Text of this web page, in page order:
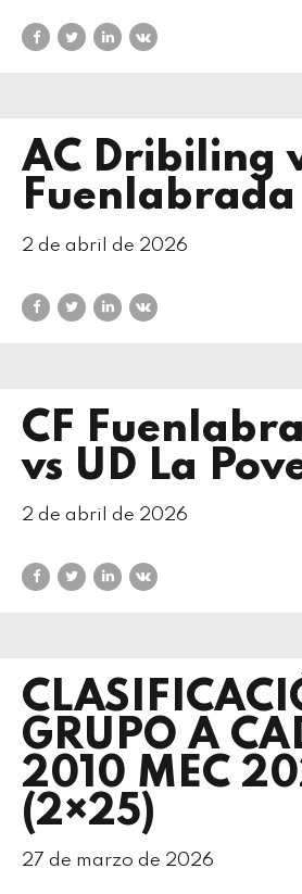
AC Dribiling
Fuenlabrada
2 de abril de 2026
CF
vs UD La
2 de abril de 2026
GRUPO A
2010 MEC
(2×25)
27 de marzo de 2026